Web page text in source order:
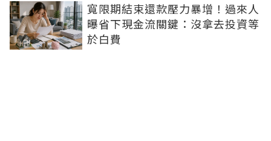
寬限期結束還款壓力暴增！過來人
曝省下現金流關鍵：沒拿去投資等
於白費